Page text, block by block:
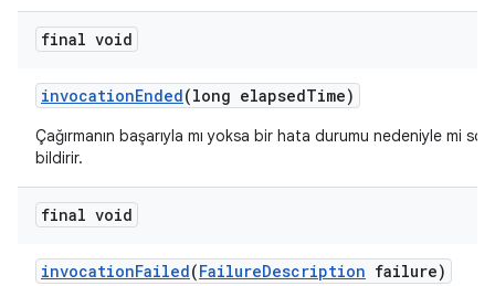
final void
invocationEnded(long elapsedTime)
Çağırmanın başarıyla mı yoksa bir hata durumu nedeniyle mi
bildirir.
final void
invocationFailed(FailureDescription failure)